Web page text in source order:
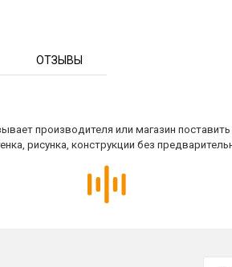
ОТЗЫВЫ
производителя или магазин
рисунка, конструкции без